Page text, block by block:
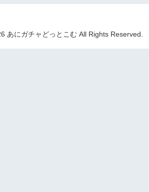
あにガチャどっとこむ All Rights Reserved.